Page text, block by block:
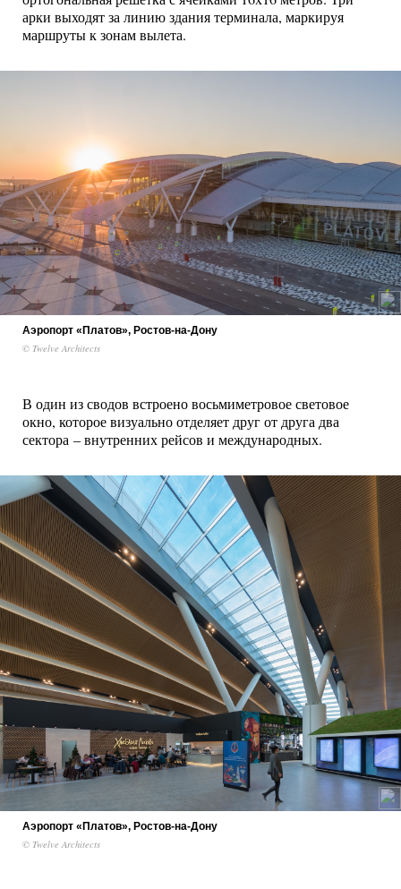
арки выходят за линию здания терминала, маркируя
маршруты к зонам вылета.
Аэропорт «Платов», Ростов-на-Дону
© Twelve Architects
В один из сводов встроено восьмиметровое световое
окно, которое визуально отделяет друг от друга два
сектора – внутренних рейсов и международных.
Аэропорт «Платов», Ростов-на-Дону
© Twelve Architects